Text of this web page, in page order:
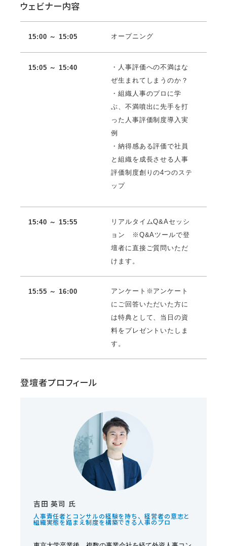
ウェビナー内容
15:00 ～ 15:05 オープニング
15:05 ～ 15:40
・人事評価への不満はな
ぜ生まれてしまうのか？
・組織人事のプロに学
ぶ、不満噴出に先手を打
った人事評価制度導入実
例
・納得感ある評価で社員
と組織を成長させる人事
評価制度創りの4つのステ
ップ
15:40 ～ 15:55
リアルタイムQ&Aセッシ
ョン ※Q&Aツールで登
壇者に直接ご質問いただ
けます。
15:55 ～ 16:00
アンケート※アンケート
にご回答いただいた方に
は特典として、当日の資
料をプレゼントいたしま
す。
登壇者プロフィール
吉田 英司 氏
人事責任者とコンサルの経験を持ち、経営者の意志と
組織実態を踏まえ制度を構築できる人事のプロ